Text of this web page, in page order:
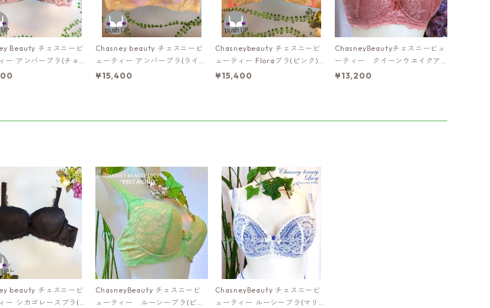
Beauty チェスニービ
ー アンバーブラ(チョ
Chasney beauty チェスニービ
ューティー アンバーブラ(ライラ
ック):al310051ll
¥15,400
Chasneybeauty チェスニービ
ューティー Floraブラ(ピンク)：
al3173151pi
¥15,400
ChasneyBeautyチェスニービュ
ーティー クイーンウエイクア
ップブラ(アンティークローズ)：
¥13,200
beauty チェスニービ
ー シカゴレースブラ(ブ
ChasneyBeauty チェスニービ
ューティー ルーシーブラ(ピス
ChasneyBeauty チェスニービ
ューティー ルーシーブラ(マリ